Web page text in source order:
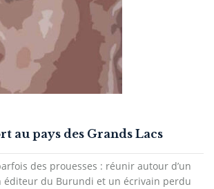
au pays des Grands Lacs
des prouesses : réunir autour d’un
éditeur du Burundi et un écrivain perdu